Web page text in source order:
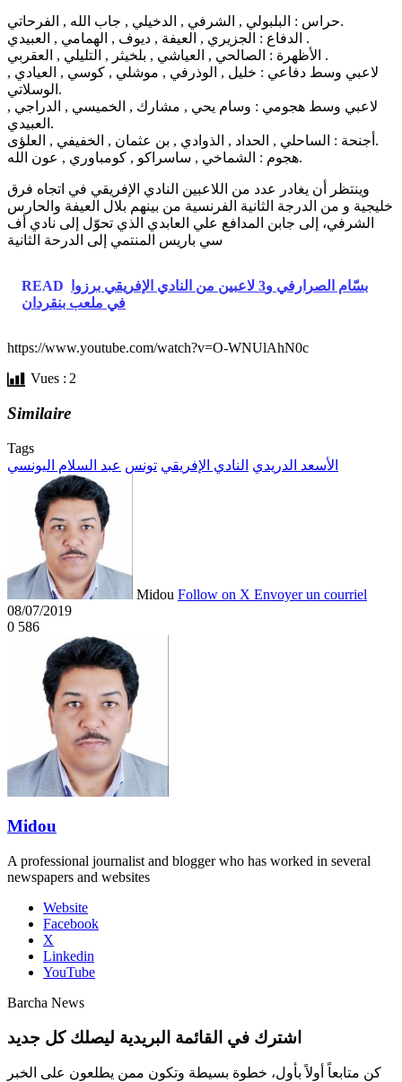
حراس : البلبولي , الشرفي , الدخيلي , جاب الله , الفرحاتي.
الدفاع : الجزيري , العيفة , ديوف , الهمامي , العبيدي .
الأظهرة : الصالحي , العياشي , بلخيثر , التليلي , العقربي .
لاعبي وسط دفاعي : خليل , الوذرفي , موشلي , كوسي , العيادي ,
الوسلاتي.
لاعبي وسط هجومي : وسام يحي , مشارك , الخميسي , الدراجي ,
العبيدي.
أجنحة : الساحلي , الحداد , الذوادي , بن عثمان , الخفيفي , العلؤى.
هجوم : الشماخي , ساسراكو , كومباوري , عون الله.
وينتظر أن يغادر عدد من اللاعبين النادي الإفريقي في اتجاه فرق
خليجية و من الدرجة الثانية الفرنسية من بينهم بلال العيفة والحارس
الشرفي، إلى جابن المدافع علي العابدي الذي تحوّل إلى نادي أف
سي باريس المنتمي إلى الدرحة الثانية
READ
بسّام الصرارفي و3 لاعبين من النادي الإفريقي برزوا
في ملعب بنقردان
https://www.youtube.com/watch?v=O-WNUlAhN0c
Vues : 2
Similaire
Tags
الأسعد الدريدي النادي الإفريقي تونس عبد السلام اليونسي
Midou Follow on X Envoyer un courriel
08/07/2019
0 586
Midou
A professional journalist and blogger who has worked in several
newspapers and websites
Website
Facebook
X
Linkedin
YouTube
Barcha News
اشترك في القائمة البريدية ليصلك كل جديد
كن متابعاً أولاً بأول، خطوة بسيطة وتكون ممن يطلعون على الخبر